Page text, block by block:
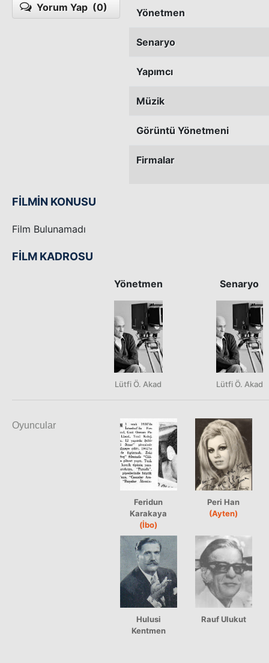
Yorum Yap (0) Yönetmen
Senaryo
Yapımcı
Müzik
Görüntü Yönetmeni
Firmalar
FİLMİN KONUSU
Film Bulunamadı
FİLM KADROSU
Yönetmen
Lütfi Ö. Akad
Senaryo
Lütfi Ö. Akad
Oyuncular
Feridun
Karakaya
(İbo)
Peri Han
(Ayten)
Hulusi
Kentmen
Rauf Ulukut